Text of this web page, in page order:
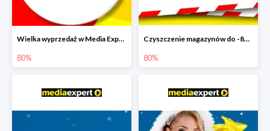
Wielka wyprzedaż w Media Expert do -80%
80%
Czyszczenie magazynów do -80%
80%